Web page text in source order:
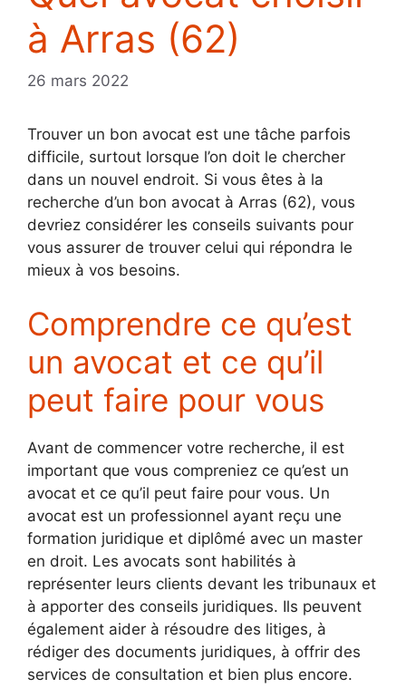
à Arras (62)
26 mars 2022
Trouver un bon avocat est une tâche parfois
difficile, surtout lorsque l’on doit le chercher
dans un nouvel endroit. Si vous êtes à la
recherche d’un bon avocat à Arras (62), vous
devriez considérer les conseils suivants pour
vous assurer de trouver celui qui répondra le
mieux à vos besoins.
Comprendre ce qu’est
un avocat et ce qu’il
peut faire pour vous
Avant de commencer votre recherche, il est
important que vous compreniez ce qu’est un
avocat et ce qu’il peut faire pour vous. Un
avocat est un professionnel ayant reçu une
formation juridique et diplômé avec un master
en droit. Les avocats sont habilités à
représenter leurs clients devant les tribunaux et
à apporter des conseils juridiques. Ils peuvent
également aider à résoudre des litiges, à
rédiger des documents juridiques, à offrir des
services de consultation et bien plus encore.